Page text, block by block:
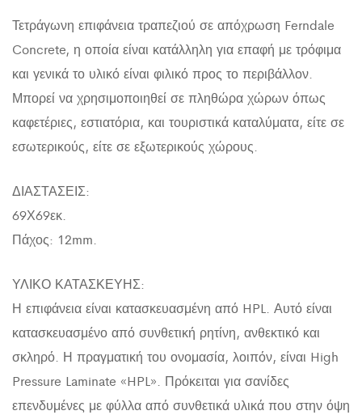
Τετράγωνη επιφάνεια τραπεζιού σε απόχρωση Ferndale
Concrete, η οποία είναι κατάλληλη για επαφή με τρόφιμα
και γενικά το υλικό είναι φιλικό προς το περιβάλλον.
Μπορεί να χρησιμοποιηθεί σε πληθώρα χώρων όπως
καφετέριες, εστιατόρια, και τουριστικά καταλύματα, είτε σε
εσωτερικούς, είτε σε εξωτερικούς χώρους.
ΔΙΑΣΤΑΣΕΙΣ:
69Χ69εκ.
Πάχος: 12mm.
ΥΛΙΚΟ ΚΑΤΑΣΚΕΥΗΣ:
Η επιφάνεια είναι κατασκευασμένη από HPL. Αυτό είναι
κατασκευασμένο από συνθετική ρητίνη, ανθεκτικό και
σκληρό. Η πραγματική του ονομασία, λοιπόν, είναι High
Pressure Laminate «HPL». Πρόκειται για σανίδες
επενδυμένες με φύλλα από συνθετικά υλικά που στην όψη